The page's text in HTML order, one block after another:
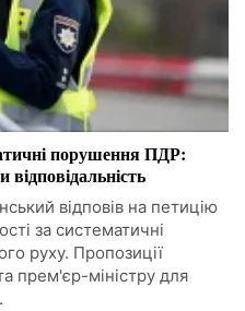
порушення ПДР:
відповів на петицію
за систематичні
руху. Пропозиції
прем'єр-міністру для